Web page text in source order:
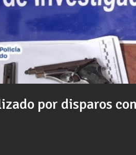
por disparos